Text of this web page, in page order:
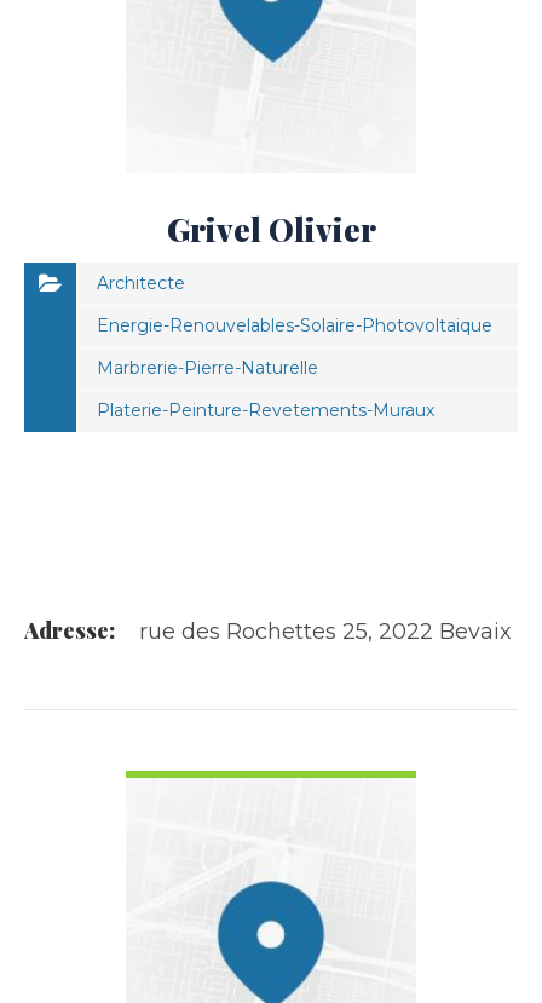
Grivel Olivier
Architecte
Energie-Renouvelables-Solaire-Photovoltaique
Marbrerie-Pierre-Naturelle
Platerie-Peinture-Revetements-Muraux
Adresse: rue des Rochettes 25, 2022 Bevaix